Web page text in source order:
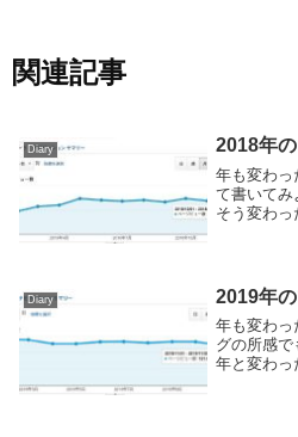
関連記事
Diary 2018年
年も変わっ
て書いてみ
そう変わっ
述がメイ
に書いてい
Diary 2019年
年も変わっ
グの所感で
年と変わっ
にはほぼ